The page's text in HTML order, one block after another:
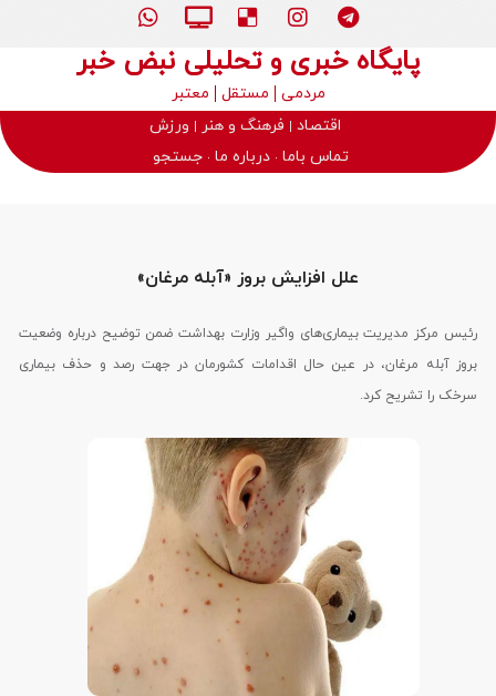
پایگاه خبری و تحلیلی نبض خبر
مردمی مستقل
معتبر
اقتصاد
فرهنگ و هنر
ورزش
تماس باما درباره ما جستجو
علل افزایش بروز «آبله مرغان»
رئیس مرکز مدیریت بیماری‌های واگیر وزارت بهداشت ضمن توضیح درباره وضعیت
بروز آبله مرغان، در عین حال اقدامات کشورمان در جهت رصد و حذف بیماری
سرخک را تشریح کرد.